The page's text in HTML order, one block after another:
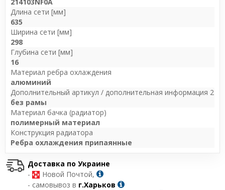
Длина сети [мм]
635
Ширина сети [мм]
298
Глубина сети [мм]
16
Материал ребра охлаждения
алюминий
Дополнительный артикул / дополнительная информация 2
без рамы
Материал бачка (радиатор)
полимерный материал
Конструкция радиатора
Ребра охлаждения припаянные
Доставка по Украине
-
Новой Почтой,
- самовывоз в г.Харьков